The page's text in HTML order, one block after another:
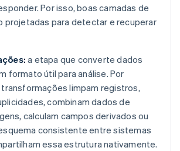
Por isso, boas camadas de
projetadas para detectar e recuperar
a etapa que converte dados
formato útil para análise. Por
limpam registros,
combinam dados de
calculam campos derivados ou
consistente entre sistemas
essa estrutura nativamente.